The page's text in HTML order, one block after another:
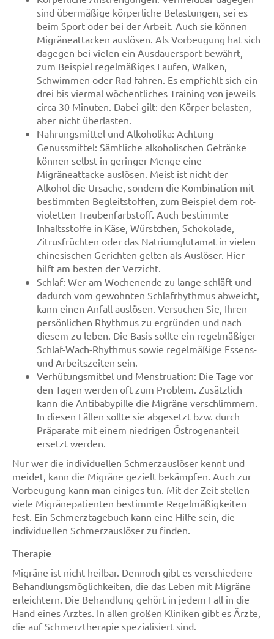
sind übermäßige körperliche Belastungen, sei es
beim Sport oder bei der Arbeit. Auch sie können
Migräneattacken auslösen. Als Vorbeugung hat sich
dagegen bei vielen ein Ausdauersport bewährt,
zum Beispiel regelmäßiges Laufen, Walken,
Schwimmen oder Rad fahren. Es empfiehlt sich ein
drei bis viermal wöchentliches Training von jeweils
circa 30 Minuten. Dabei gilt: den Körper belasten,
aber nicht überlasten.
Nahrungsmittel und Alkoholika: Achtung
Genussmittel: Sämtliche alkoholischen Getränke
können selbst in geringer Menge eine
Migräneattacke auslösen. Meist ist nicht der
Alkohol die Ursache, sondern die Kombination mit
bestimmten Begleitstoffen, zum Beispiel dem rot-
violetten Traubenfarbstoff. Auch bestimmte
Inhaltsstoffe in Käse, Würstchen, Schokolade,
Zitrusfrüchten oder das Natriumglutamat in vielen
chinesischen Gerichten gelten als Auslöser. Hier
hilft am besten der Verzicht.
Schlaf: Wer am Wochenende zu lange schläft und
dadurch vom gewohnten Schlafrhythmus abweicht,
kann einen Anfall auslösen. Versuchen Sie, Ihren
persönlichen Rhythmus zu ergründen und nach
diesem zu leben. Die Basis sollte ein regelmäßiger
Schlaf-Wach-Rhythmus sowie regelmäßige Essens-
und Arbeitszeiten sein.
Verhütungsmittel und Menstruation: Die Tage vor
den Tagen werden oft zum Problem. Zusätzlich
kann die Antibabypille die Migräne verschlimmern.
In diesen Fällen sollte sie abgesetzt bzw. durch
Präparate mit einem niedrigen Östrogenanteil
ersetzt werden.
Nur wer die individuellen Schmerzauslöser kennt und
meidet, kann die Migräne gezielt bekämpfen. Auch zur
Vorbeugung kann man einiges tun. Mit der Zeit stellen
viele Migränepatienten bestimmte Regelmäßigkeiten
fest. Ein Schmerztagebuch kann eine Hilfe sein, die
individuellen Schmerzauslöser zu finden.
Therapie
Migräne ist nicht heilbar. Dennoch gibt es verschiedene
Behandlungsmöglichkeiten, die das Leben mit Migräne
erleichtern. Die Behandlung gehört in jedem Fall in die
Hand eines Arztes. In allen großen Kliniken gibt es Ärzte,
die auf Schmerztherapie spezialisiert sind.